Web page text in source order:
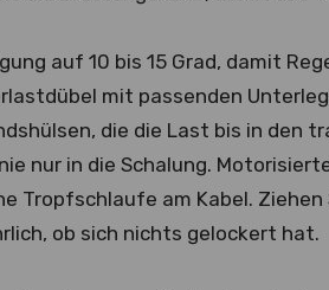
auf 10 bis 15 Grad, damit
mit passenden
die die Last bis in den
nur in die Schalung.
Tropfschlaufe am Kabel.
ob sich nichts gelockert hat.